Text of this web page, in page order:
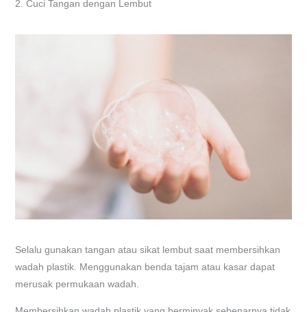
2. Cuci Tangan dengan Lembut
Selalu gunakan tangan atau sikat lembut saat membersihkan
wadah plastik. Menggunakan benda tajam atau kasar dapat
merusak permukaan wadah.